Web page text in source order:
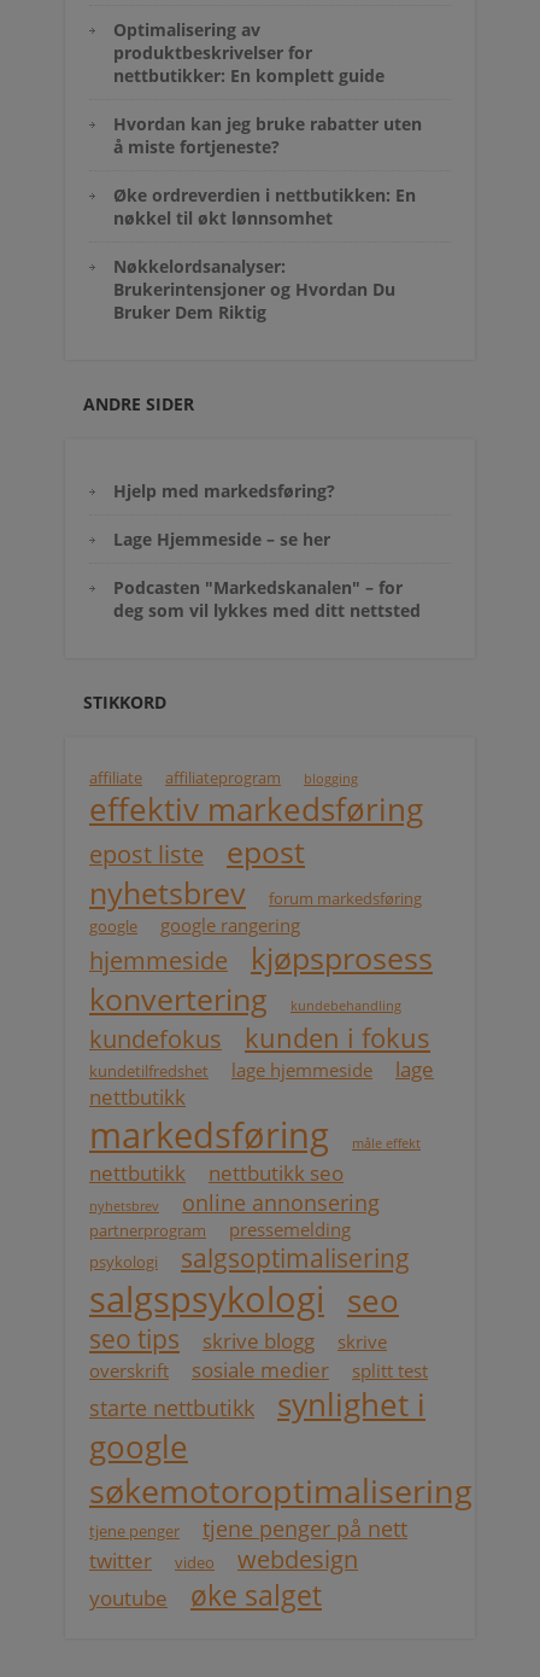
Optimalisering av
produktbeskrivelser for
nettbutikker: En komplett guide
Hvordan kan jeg bruke rabatter uten
å miste fortjeneste?
Øke ordreverdien i nettbutikken: En
nøkkel til økt lønnsomhet
Nøkkelordsanalyser:
Brukerintensjoner og Hvordan Du
Bruker Dem Riktig
ANDRE SIDER
Hjelp med markedsføring?
Lage Hjemmeside – se her
Podcasten "Markedskanalen" – for
deg som vil lykkes med ditt nettsted
STIKKORD
affiliate affiliateprogram blogging
effektiv markedsføring
epost liste
epost
nyhetsbrev
forum markedsføring
google
google rangering
hjemmeside
kjøpsprosess
konvertering
kundebehandling
kundefokus kunden i fokus
kundetilfredshet lage hjemmeside
lage
nettbutikk
markedsføring måle effekt
nettbutikk nettbutikk seo
nyhetsbrev online annonsering
partnerprogram pressemelding
psykologi salgsoptimalisering
salgspsykologi seo
seo tips skrive blogg
skrive
overskrift
sosiale medier splitt test
starte nettbutikk
synlighet i
google
søkemotoroptimalisering
tjene penger tjene penger på nett
twitter video webdesign
youtube øke salget